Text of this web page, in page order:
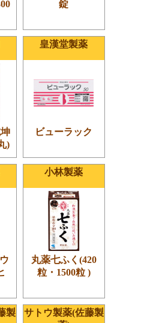
錠
)
皇漢堂製薬
ビューラック
小林製薬
丸薬七ふく(420
粒・1500粒 )
製
サトウ製薬(佐藤製